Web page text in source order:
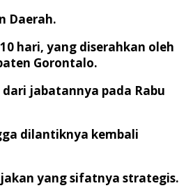
Daerah.
hari, yang diserahkan oleh
Gorontalo.
jabatannya pada Rabu
dilantiknya kembali
yang sifatnya strategis.